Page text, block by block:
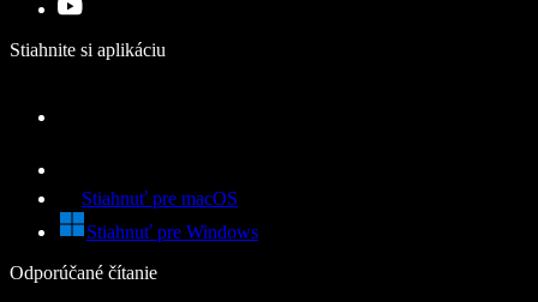
Stiahnite si aplikáciu
Stiahnuť pre macOS
Stiahnuť pre Windows
Odporúčané čítanie